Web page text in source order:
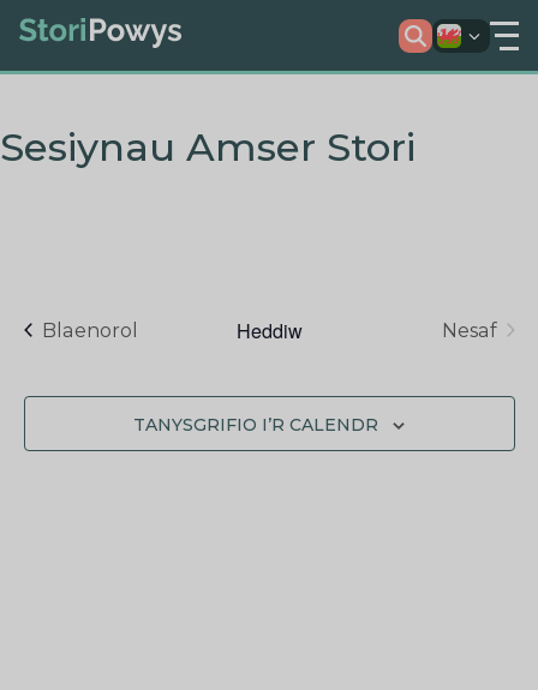
Sesiynau Amser Stori
Blaenorol Digwyddiadau
Heddiw Nesaf
TANYSGRIFIO I’R CALENDR